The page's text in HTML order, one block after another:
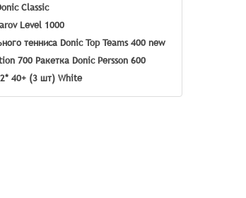
Classic
Level 1000
тенниса Donic Top Teams 400 new
700 Ракетка Donic Persson 600
40+ (3 шт) White